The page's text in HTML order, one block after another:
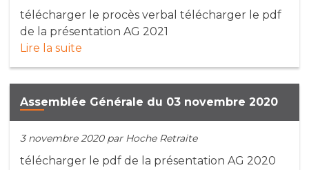
télécharger le procès verbal télécharger le pdf
de la présentation AG 2021
Lire la suite
Assemblée Générale du 03 novembre 2020
3 novembre 2020 par Hoche Retraite
télécharger le pdf de la présentation AG 2020